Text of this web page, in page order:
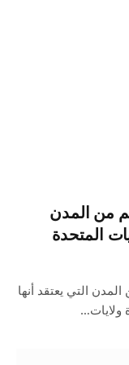
من المدن
المتحدة
التي يعتقد أنها